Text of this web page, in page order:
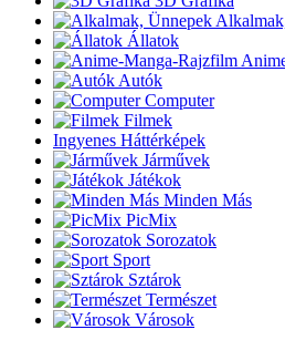
Állatok
Autók
Computer
Filmek
Ingyenes Háttérképek
Járművek
Játékok
Minden Más
PicMix
Sorozatok
Sport
Sztárok
Természet
Városok